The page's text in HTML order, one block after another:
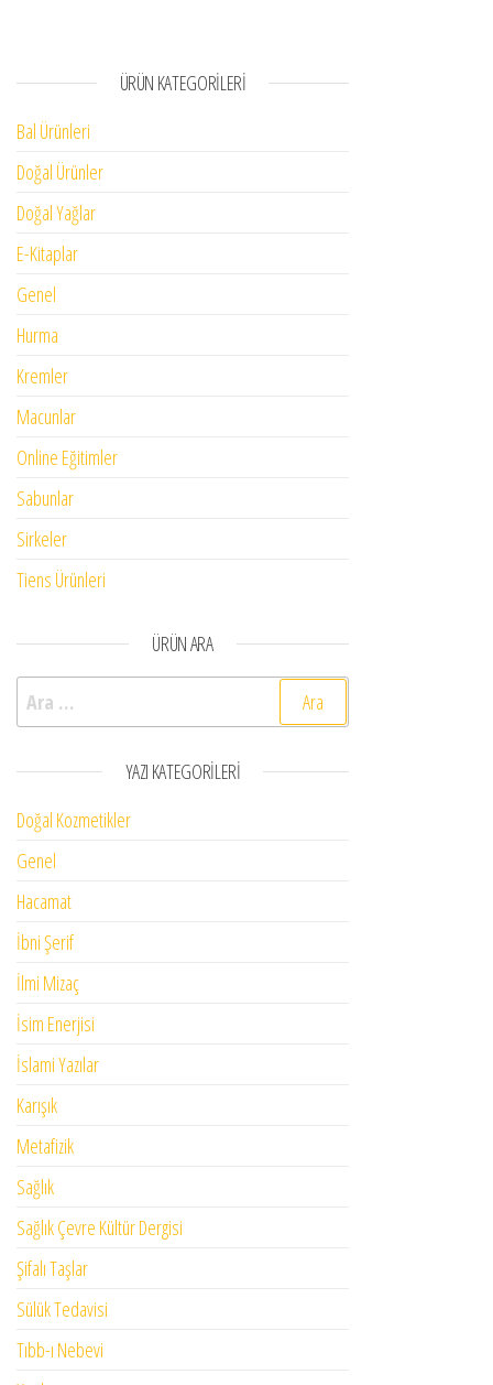
ÜRÜN KATEGORILERI
Bal Ürünleri
Doğal Ürünler
Doğal Yağlar
E-Kitaplar
Genel
Hurma
Kremler
Macunlar
Online Eğitimler
Sabunlar
Sirkeler
Tiens Ürünleri
ÜRÜN ARA
Arama:
YAZI KATEGORILERI
Doğal Kozmetikler
Genel
Hacamat
İbni Şerif
İlmi Mizaç
İsim Enerjisi
İslami Yazılar
Karışık
Metafizik
Sağlık
Sağlık Çevre Kültür Dergisi
Şifalı Taşlar
Sülük Tedavisi
Tıbb-ı Nebevi